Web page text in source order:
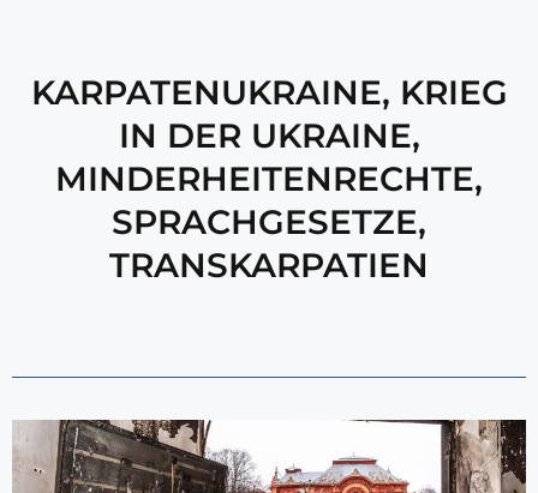
KARPATENUKRAINE, KRIEG
IN DER UKRAINE,
MINDERHEITENRECHTE,
SPRACHGESETZE,
TRANSKARPATIEN